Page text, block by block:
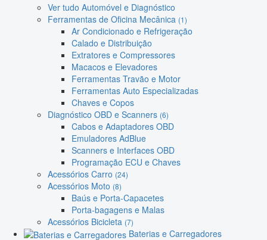
Ver tudo Automóvel e Diagnóstico
Ferramentas de Oficina Mecânica (1)
Ar Condicionado e Refrigeração
Calado e Distribuição
Extratores e Compressores
Macacos e Elevadores
Ferramentas Travão e Motor
Ferramentas Auto Especializadas
Chaves e Copos
Diagnóstico OBD e Scanners (6)
Cabos e Adaptadores OBD
Emuladores AdBlue
Scanners e Interfaces OBD
Programação ECU e Chaves
Acessórios Carro (24)
Acessórios Moto (8)
Baús e Porta-Capacetes
Porta-bagagens e Malas
Acessórios Bicicleta (7)
Baterias e Carregadores